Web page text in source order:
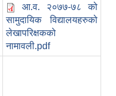
आ.व. २०७७-७८ को
सामुदायिक विद्यालयहरुको
लेखापरिक्षकको
नामावली.pdf